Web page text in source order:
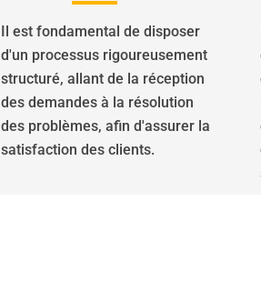
Il est fondamental de disposer
d'un processus rigoureusement
structuré, allant de la réception
des demandes à la résolution
des problèmes, afin d'assurer la
satisfaction des clients.